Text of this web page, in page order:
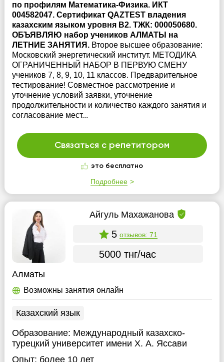
по профилям Математика-Физика. ИКТ
004582047. Сертификат QAZTEST владения
казахским языком уровня В2. ТЖК: 000050680.
ОБЪЯВЛЯЮ набор учеников АЛМАТЫ на
ЛЕТНИЕ ЗАНЯТИЯ. Второе высшее образование:
Московский энергетический институт. МЕТОДИКА
ОГРАНИЧЕННЫЙ НАБОР В ПЕРВУЮ СМЕНУ
учеников 7, 8, 9, 10, 11 классов. Предварительное
тестирование! Совместное рассмотрение и
уточнение условий заявки, уточнение
продолжительности и количество каждого занятия и
согласование мест...
Связаться с репетитором
это бесплатно
Подробнее
Айгуль Махажанова
5 отзывов: 71
5000 тнг/час
Алматы
Возможны занятия онлайн
Казахский язык
Образование: Международный казахско-
турецкий университет имени Х. А. Яссави
Опыт: более 10 лет